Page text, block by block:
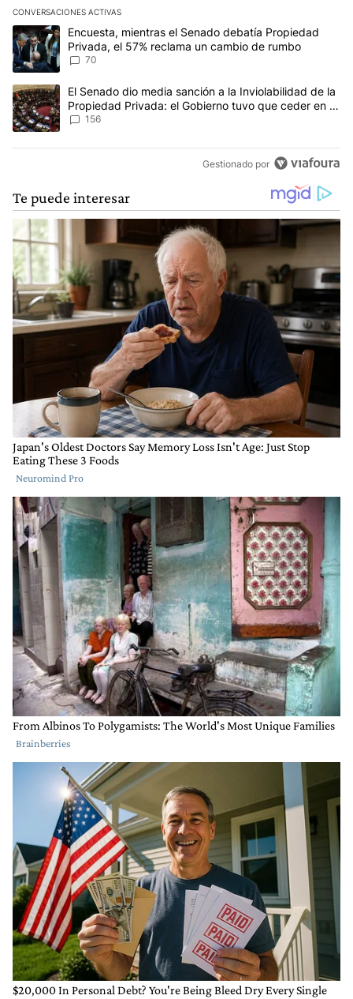
CONVERSACIONES ACTIVAS
Este listado muestra los artículos con más comentarios en los
Un artículo de tendencia con el título "Encuesta, mientras el
Encuesta, mientras el Senado debatía Propiedad
Privada, el 57% reclama un cambio de rumbo
70
Un artículo de tendencia con el título "El Senado dio media
El Senado dio media sanción a la Inviolabilidad de la
Propiedad Privada: el Gobierno tuvo que ceder en la
Ley del Manejo del Fuego
156
Gestionado por